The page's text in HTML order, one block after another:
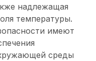
надлежащая
температуры.
имеют
среды